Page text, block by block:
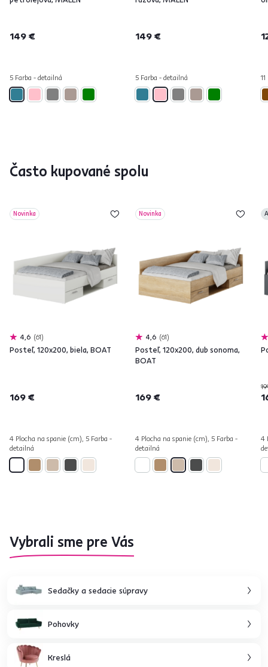
149 €
5 Farba - detailná
149 €
5 Farba - detailná
Často kupované spolu
Novinka
4,6 61
Posteľ, 120x200, biela, BOAT
169 €
4 Plocha na spanie (cm), 5 Farba -
detailná
Novinka
4,6 61
Posteľ, 120x200, dub sonoma,
BOAT
169 €
4 Plocha na spanie (cm), 5 Farba -
detailná
4
Vybrali sme pre Vás
Sedačky a sedacie súpravy
Pohovky
Kreslá